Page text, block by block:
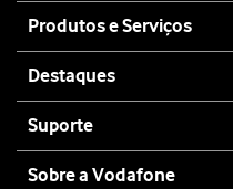
map
Produtos e Serviços
Destaques
Suporte
Sobre a Vodafone